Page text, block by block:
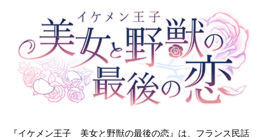
『イケメン王子 美女と野獣の最後の恋』は、フランス民話